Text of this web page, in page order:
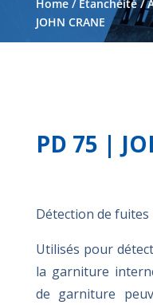
Home/ Etanchéité/
JOHN CRANE
PD 75 |
Détection de fuites
Utilisés pour
la garniture
de garniture